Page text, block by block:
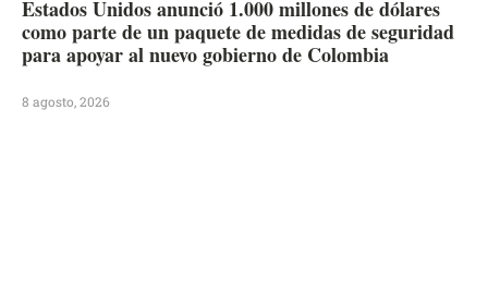
Estados Unidos anunció 1.000 millones de dólares
como parte de un paquete de medidas de seguridad
para apoyar al nuevo gobierno de Colombia
8 agosto, 2026